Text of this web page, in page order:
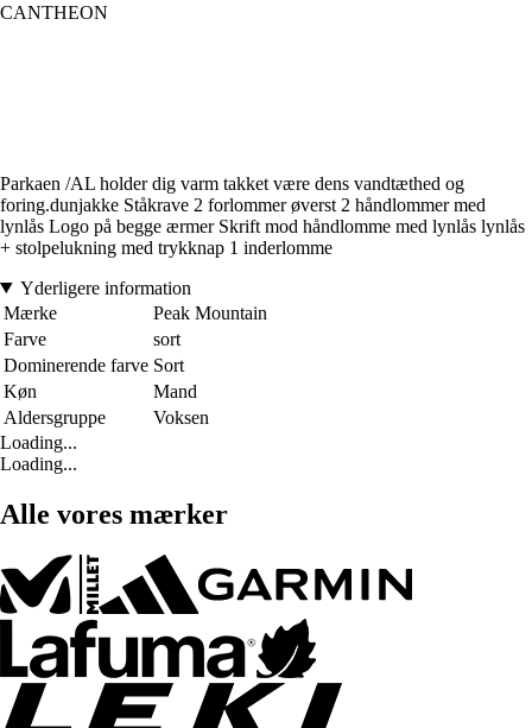
CANTHEON
Parkaen /AL holder dig varm takket være dens vandtæthed og
foring.dunjakke Ståkrave 2 forlommer øverst 2 håndlommer med
lynlås Logo på begge ærmer Skrift mod håndlomme med lynlås lynlås
+ stolpelukning med trykknap 1 inderlomme
Yderligere information
Mærke
Peak Mountain
Farve
sort
Dominerende farve Sort
Køn
Mand
Aldersgruppe
Voksen
Loading...
Loading...
Alle vores mærker